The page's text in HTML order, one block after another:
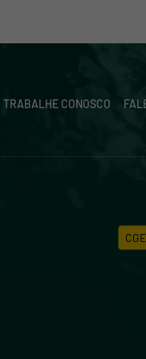
TRABALHE CONOSCO